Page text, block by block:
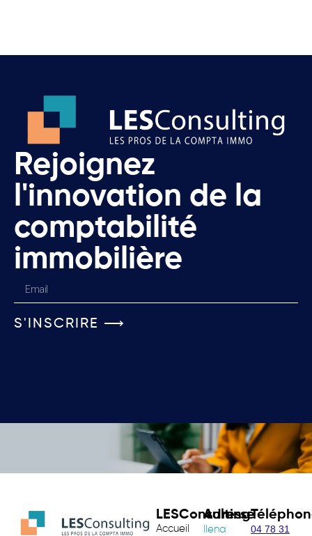
Rejoignez
l'innovation de la
comptabilité
immobilière
S'INSCRIRE ⟶
LESConsulting
Accueil
Adresse
Ilena
04 78 31